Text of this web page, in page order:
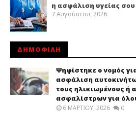
η ασφάλιση υγείας σου
7 Αυγούστου, 2026
ΔΗΜΟΦΙΛΗ
Ψηφίστηκε ο νομός
ασφάλιση
τους ηλικιωμένους ή
ασφαλίστρων για
6 ΜΑΡΤΊΟΥ, 2026 0